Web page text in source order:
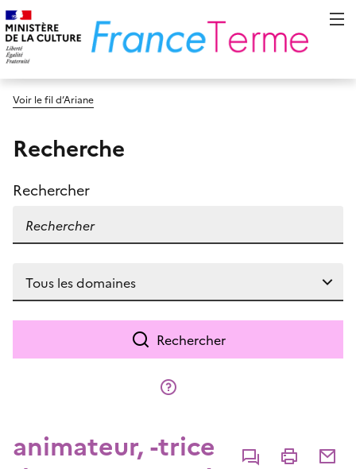
Voir le fil d’Ariane
Recherche
Rechercher
Rechercher
animateur, -trice
CommenterImprimer